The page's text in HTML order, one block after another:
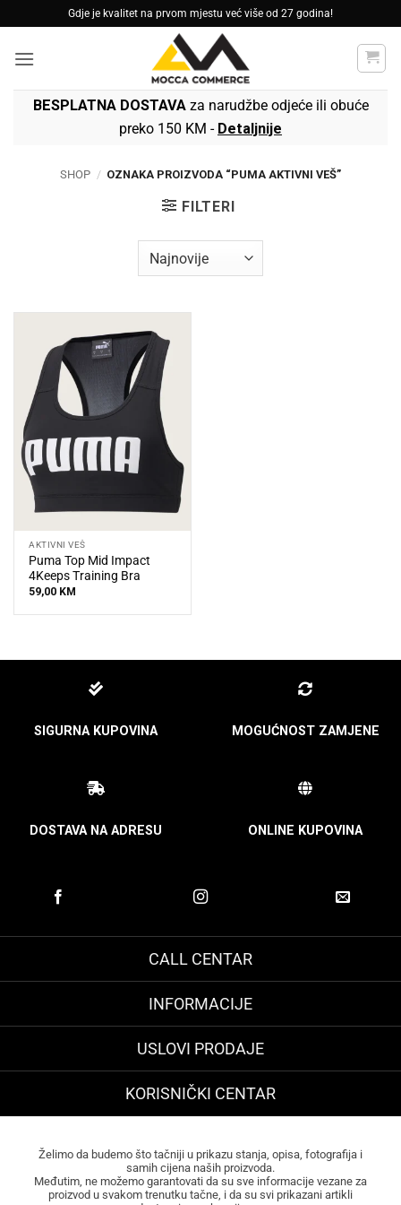
to
content
Gdje je kvalitet na prvom mjestu već više od 27 godina!
BESPLATNA DOSTAVAza narudžbe odjeće ili obuće
preko 150 KM - Detaljnije
SHOP / OZNAKA PROIZVODA “PUMA AKTIVNI VEŠ”
FILTERI
AKTIVNI VEŠ
Puma Top Mid Impact
4Keeps Training Bra
59,00 KM
SIGURNA KUPOVINA MOGUĆNOST ZAMJENE
DOSTAVA NA ADRESU ONLINE KUPOVINA
CALL CENTAR
INFORMACIJE
USLOVI PRODAJE
KORISNIČKI CENTAR
Želimo da budemo što tačniji u prikazu stanja, opisa, fotografija i
samih cijena naših proizvoda.
Međutim, ne možemo garantovati da su sve informacije vezane za
proizvod u svakom trenutku tačne, i da su svi prikazani artikli